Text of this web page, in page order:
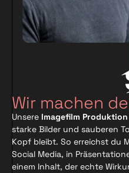
Wir machen
Unsere Imagefilm Produktion
starke Bilder und sauberen
Kopf bleibt. So erreichst du
Social Media, in
einem Inhalt, der echte